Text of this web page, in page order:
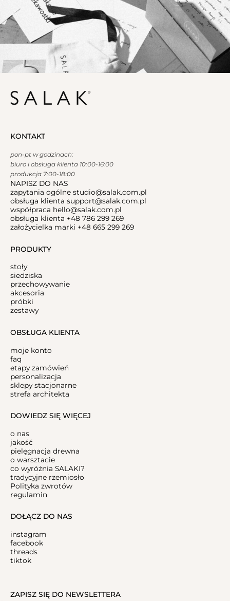
PRODUKTY
stoły
siedziska
przechowywanie
akcesoria
próbki
zestawy
OBSŁUGA KLIENTA
moje konto
faq
etapy zamówień
personalizacja
sklepy stacjonarne
strefa architekta
KONTAKT
pon-pt w godzinach:
biuro i obsługa klienta 10:00-16:00
produkcja 7:00-18:00
NAPISZ DO NAS
zapytania ogólne studio@salak.com.pl
obsługa klienta support@salak.com.pl
współpraca hello@salak.com.pl
obsługa klienta +48 786 299 269
założycielka marki +48 665 299 269
DOWIEDZ SIĘ WIĘCEJ
o nas
jakość
pielęgnacja drewna
o warsztacie
co wyróżnia SALAKI?
tradycyjne rzemiosło
Polityka zwrotów
regulamin
DOŁĄCZ DO NAS
instagram
facebook
threads
tiktok
ZAPISZ SIĘ DO NEWSLETTERA